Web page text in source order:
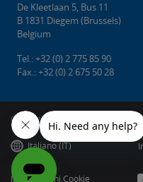
De Kleetlaan 5, Bus 11
B 1831 Diegem (Brussels)
Belgium
Tel.: +32 (0) 2 775 85 90
Fax.: +32 (0) 2 675 50 28
Copyright © 2026 KNX
Italiano (IT)
Impostazioni Cookie